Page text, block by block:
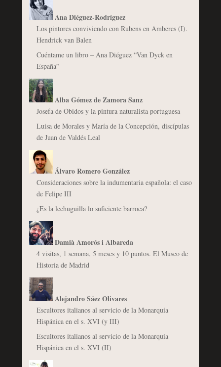
Ana Diéguez-Rodríguez
Los pintores conviviendo con Rubens en Amberes (I).
Hendrick van Balen
Cuéntame un libro – Ana Diéguez “Van Dyck en
España”
Alba Gómez de Zamora Sanz
Josefa de Óbidos y la pintura naturalista portuguesa
Luisa de Morales y María de la Concepción, discípulas
de Juan de Valdés Leal
Álvaro Romero González
Consideraciones sobre la indumentaria española: el caso
de Felipe III
¿Es la lechuguilla lo suficiente barroca?
Damià Amorós i Albareda
4 visitas, 1 semana, 5 meses y 10 puntos. El Museo de
Historia de Madrid
Alejandro Sáez Olivares
Escultores italianos al servicio de la Monarquía
Hispánica en el s. XVI (y III)
Escultores italianos al servicio de la Monarquía
Hispánica en el s. XVI (II)